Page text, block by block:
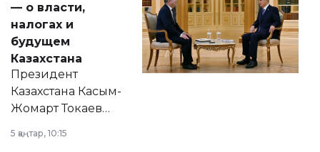
— о власти,
налогах и
будущем
Казахстана
Президент
Казахстана Касым-
Жомарт Токаев
сразу несколько
5 қаңтар, 10:15